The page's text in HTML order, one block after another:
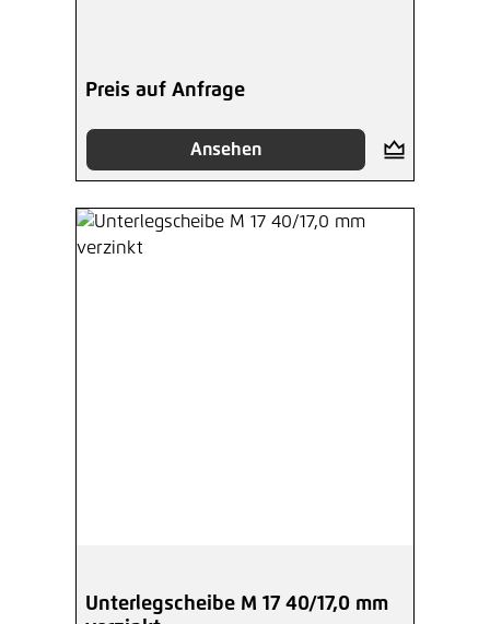
Preis auf Anfrage
Ansehen
Unterlegscheibe M 17 40/17,0 mm